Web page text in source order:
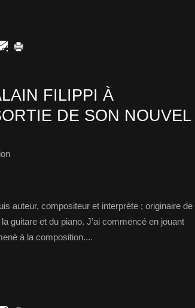
FILIPPI À
DE SON NOUVEL
auteur, compositeur et interprète ; originaire de
guitare et du piano. J’ai commencé en jouant
à la composition....